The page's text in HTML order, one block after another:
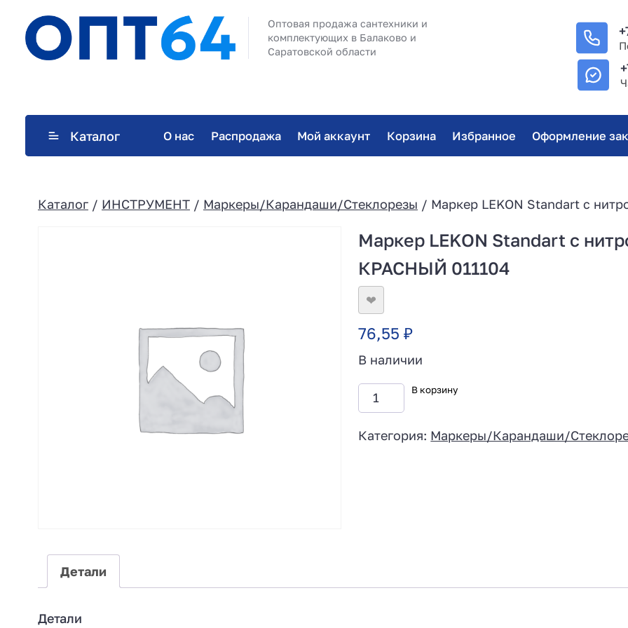
Оптовая продажа сантехники и
комплектующих в Балаково и
Саратовской области
Каталог О нас Распродажа Мой аккаунт Корзина Избранное Оформление
Каталог / ИНСТРУМЕНТ / Маркеры/Карандаши/Стеклорезы / Маркер LEKON Standart с
Маркер LEKON Standart с
КРАСНЫЙ 011104
❤
76,55₽
В наличии
В корзину
Категория: Маркеры/Карандаши/
Детали
Детали